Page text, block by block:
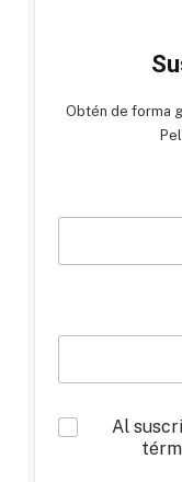
Obtén de forma
*
Al